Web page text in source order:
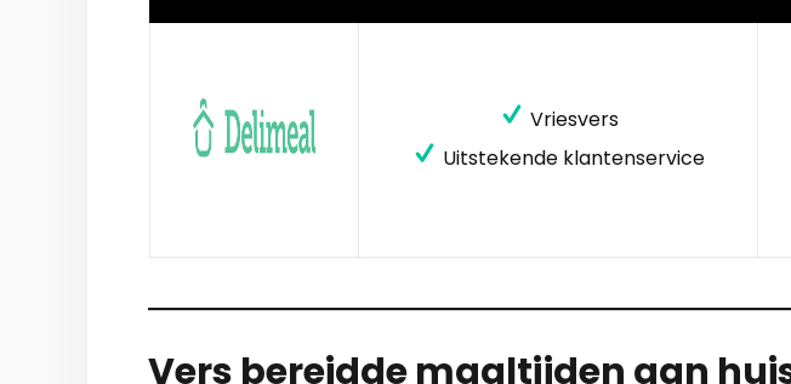
Vriesvers
Uitstekende klantenservice
Vers bereidde maaltijden aan